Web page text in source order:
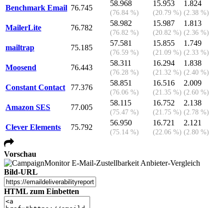
Benchmark Email 76.745
58.968
(76.84 %)
15.953
(20.79 %)
1.824
(2.38 %)
MailerLite 76.782
58.982
(76.82 %)
15.987
(20.82 %)
1.813
(2.36 %)
mailtrap 75.185
57.581
(76.59 %)
15.855
(21.09 %)
1.749
(2.33 %)
Moosend 76.443
58.311
(76.28 %)
16.294
(21.32 %)
1.838
(2.40 %)
Constant Contact 77.376
58.851
(76.06 %)
16.516
(21.35 %)
2.009
(2.60 %)
Amazon SES 77.005
58.115
(75.47 %)
16.752
(21.75 %)
2.138
(2.78 %)
Clever Elements 75.792
56.950
(75.14 %)
16.721
(22.06 %)
2.121
(2.80 %)
Vorschau
Bild-URL
HTML zum Einbetten